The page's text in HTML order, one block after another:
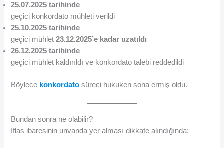
25.07.2025 tarihinde
geçici konkordato mühleti verildi
25.10.2025 tarihinde
geçici mühlet23.12.2025’e kadar uzatıldı
26.12.2025 tarihinde
geçici mühlet kaldırıldı ve konkordato talebi reddedildi
Böylece konkordatosüreci hukuken sona ermiş oldu.
Bundan sonra ne olabilir?
İflas ibaresinin unvanda yer alması dikkate alındığında: